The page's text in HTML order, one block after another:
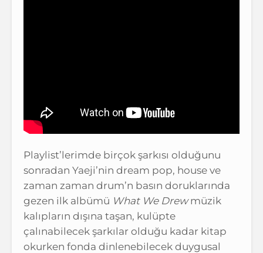
Playlist’lerimde birçok şarkısı olduğunu
sonradan Yaeji’nin dream pop, house ve
zaman zaman drum’n basın doruklarında
gezen ilk albümü What We Drewmüzik
kalıpların dışına taşan, kulüpte
çalınabilecek şarkılar olduğu kadar kitap
okurken fonda dinlenebilecek duygusal